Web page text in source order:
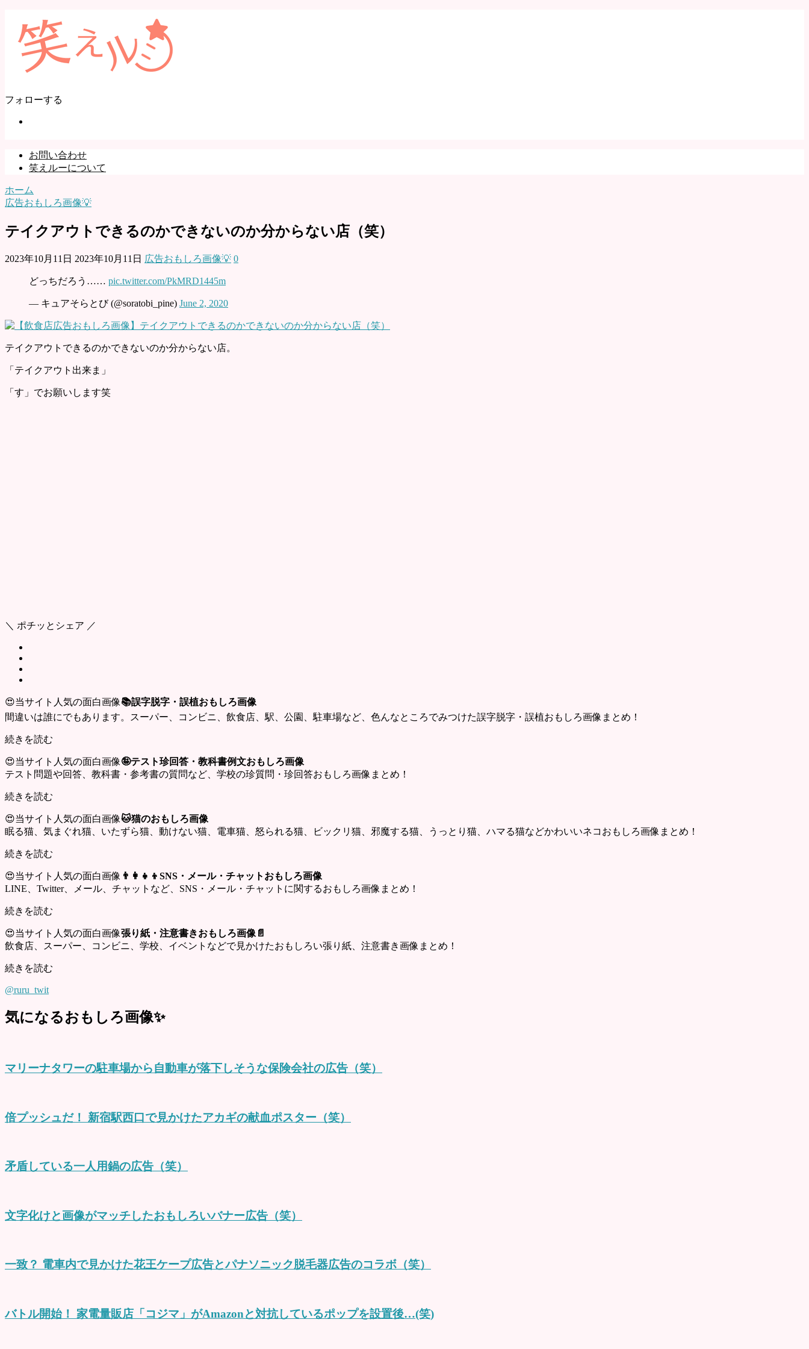
フォローする
お問い合わせ
笑えルーについて
ホーム
広告おもしろ画像💡
テイクアウトできるのかできないのか分からない店（笑）
2023年10月11日 2023年10月11日 広告おもしろ画像💡 0
どっちだろう…… pic.twitter.com/PkMRD1445m
— キュアそらとび (@soratobi_pine) June 2, 2020
テイクアウトできるのかできないのか分からない店。
「テイクアウト出来ま」
「す」でお願いします笑
＼ ポチッとシェア ／
😍当サイト人気の面白画像📚誤字脱字・誤植おもしろ画像
間違いは誰にでもあります。スーパー、コンビニ、飲食店、駅、公園、駐車場など、色んなところでみつけた誤字脱字・誤植おもしろ画像まとめ！
続きを読む
😍当サイト人気の面白画像🤪テスト珍回答・教科書例文おもしろ画像
テスト問題や回答、教科書・参考書の質問など、学校の珍質問・珍回答おもしろ画像まとめ！
続きを読む
😍当サイト人気の面白画像🐱猫のおもしろ画像
眠る猫、気まぐれ猫、いたずら猫、動けない猫、電車猫、怒られる猫、ビックリ猫、邪魔する猫、うっとり猫、ハマる猫などかわいいネコおもしろ画像まとめ！
続きを読む
😍当サイト人気の面白画像 👨‍👩‍👧‍👦SNS・メール・チャットおもしろ画像
LINE、Twitter、メール、チャットなど、SNS・メール・チャットに関するおもしろ画像まとめ！
続きを読む
😍当サイト人気の面白画像張り紙・注意書きおもしろ画像📄
飲食店、スーパー、コンビニ、学校、イベントなどで見かけたおもしろい張り紙、注意書き画像まとめ！
続きを読む
@ruru_twit
気になるおもしろ画像✨
マリーナタワーの駐車場から自動車が落下しそうな保険会社の広告（笑）
倍プッシュだ！ 新宿駅西口で見かけたアカギの献血ポスター（笑）
矛盾している一人用鍋の広告（笑）
文字化けと画像がマッチしたおもしろいバナー広告（笑）
一致？ 電車内で見かけた花王ケープ広告とパナソニック脱毛器広告のコラボ（笑）
バトル開始！ 家電量販店「コジマ」がAmazonと対抗しているポップを設置後…(笑)